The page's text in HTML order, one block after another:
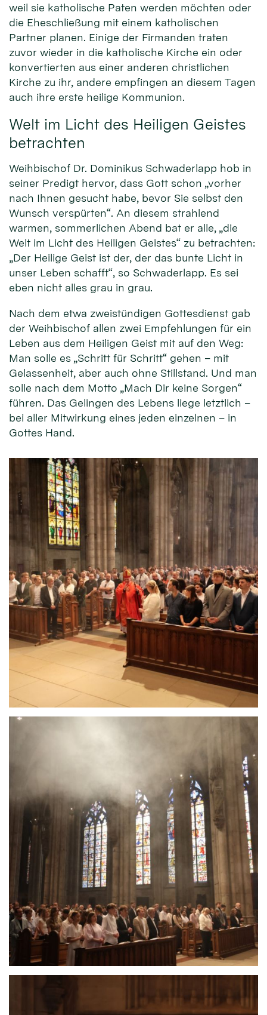
weil sie katholische Paten werden möchten oder
die Eheschließung mit einem katholischen
Partner planen. Einige der Firmanden traten
zuvor wieder in die katholische Kirche ein oder
konvertierten aus einer anderen christlichen
Kirche zu ihr, andere empfingen an diesem Tagen
auch ihre erste heilige Kommunion.
Welt im Licht des Heiligen Geistes
betrachten
Weihbischof Dr. Dominikus Schwaderlapp hob in
seiner Predigt hervor, dass Gott schon „vorher
nach Ihnen gesucht habe, bevor Sie selbst den
Wunsch verspürten“. An diesem strahlend
warmen, sommerlichen Abend bat er alle, „die
Welt im Licht des Heiligen Geistes“ zu betrachten:
„Der Heilige Geist ist der, der das bunte Licht in
unser Leben schafft“, so Schwaderlapp. Es sei
eben nicht alles grau in grau.
Nach dem etwa zweistündigen Gottesdienst gab
der Weihbischof allen zwei Empfehlungen für ein
Leben aus dem Heiligen Geist mit auf den Weg:
Man solle es „Schritt für Schritt“ gehen – mit
Gelassenheit, aber auch ohne Stillstand. Und man
solle nach dem Motto „Mach Dir keine Sorgen“
führen. Das Gelingen des Lebens liege letztlich –
bei aller Mitwirkung eines jeden einzelnen – in
Gottes Hand.